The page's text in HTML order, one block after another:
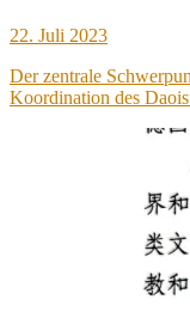
Veröffentlicht
22. Juli 2023
Der zentrale
Koordination des